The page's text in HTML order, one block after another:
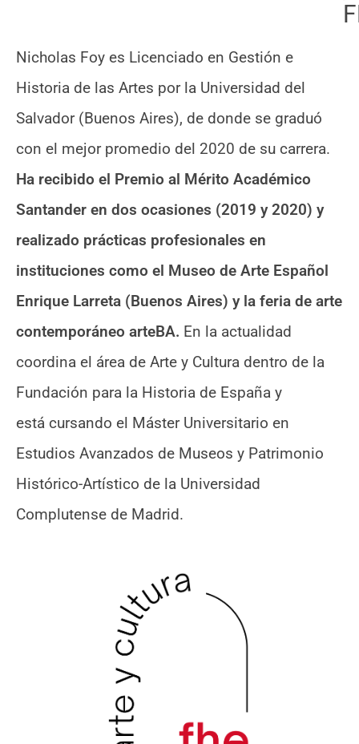
Nicholas Foy es Licenciado en Gestión e
Historia de las Artes por la Universidad del
Salvador (Buenos Aires), de donde se graduó
con el mejor promedio del 2020 de su carrera.
Ha recibido el Premio al Mérito Académico
Santander en dos ocasiones (2019 y 2020) y
realizado prácticas profesionales en
instituciones como el Museo de Arte Español
Enrique Larreta (Buenos Aires) y la feria de arte
contemporáneo arteBA. En la actualidad
coordina el área de Arte y Cultura dentro de la
Fundación para la Historia de España y
está cursando el Máster Universitario en
Estudios Avanzados de Museos y Patrimonio
Histórico-Artístico de la Universidad
Complutense de Madrid.